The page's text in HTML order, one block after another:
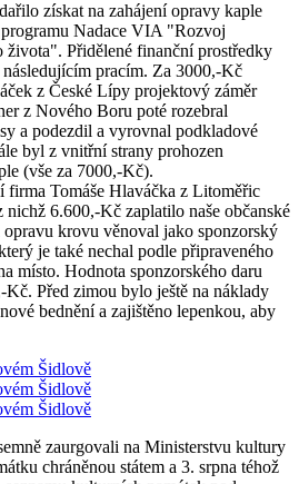
získat na zahájení opravy kaple
Nadace VIA "Rozvoj
Přidělené finanční prostředky
pracím. Za 3000,-Kč
z České Lípy projektový záměr
z Nového Boru poté rozebral
a podezdil a vyrovnal podkladové
byl z vnitřní strany prohozen
(vše za 7000,-Kč).
firma Tomáše Hlaváčka z Litoměřic
6.600,-Kč zaplatilo naše občanské
krovu věnoval jako sponzorský
je také nechal podle připraveného
místo. Hodnota sponzorského daru
Před zimou bylo ještě na náklady
bednění a zajištěno lepenkou, aby
zaurgovali na Ministerstvu kultury
chráněnou státem a 3. srpna téhož